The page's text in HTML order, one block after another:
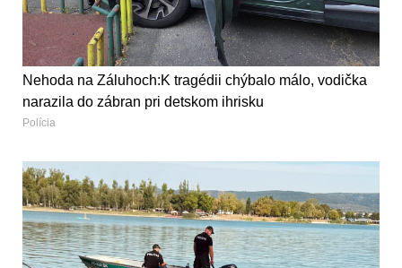
Nehoda na Záluhoch:K tragédii chýbalo málo, vodička
narazila do zábran pri detskom ihrisku
Polícia